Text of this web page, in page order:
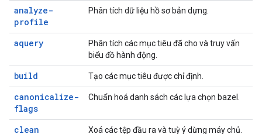
analyze-
profile
Phân tích dữ liệu hồ sơ bản dựng.
aquery
Phân tích các mục tiêu đã cho và truy vấn
biểu đồ hành động.
build Tạo các mục tiêu được chỉ định.
canonicalize-
flags
Chuẩn hoá danh sách các lựa chọn bazel.
clean Xoá các tệp đầu ra và tuỳ ý dừng máy chủ.